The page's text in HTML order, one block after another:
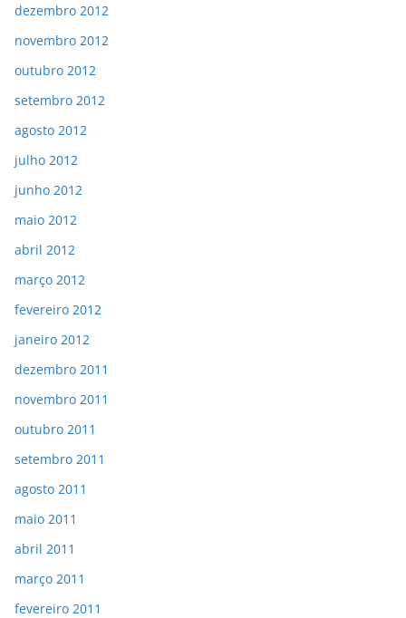
dezembro 2012
novembro 2012
outubro 2012
setembro 2012
agosto 2012
julho 2012
junho 2012
maio 2012
abril 2012
março 2012
fevereiro 2012
janeiro 2012
dezembro 2011
novembro 2011
outubro 2011
setembro 2011
agosto 2011
maio 2011
abril 2011
março 2011
fevereiro 2011